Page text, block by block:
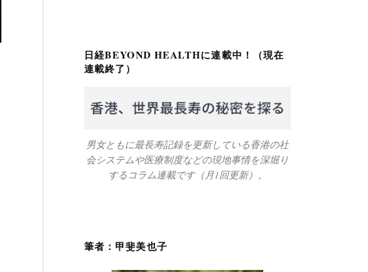
日経BEYOND HEALTHに連載中！（現在
連載終了）
男女ともに最長寿記録を更新している香港の社
会システムや医療制度などの現地事情を深堀り
するコラム連載です（月1回更新）。
筆者：甲斐美也子